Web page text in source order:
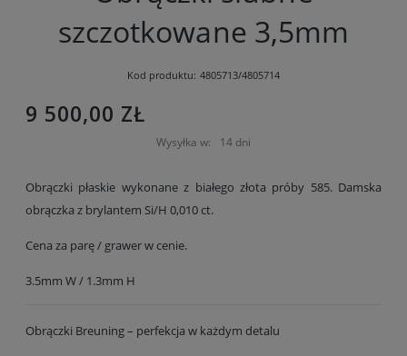
szczotkowane 3,5mm
Kod produktu: 4805713/4805714
9 500,00 ZŁ
Wysyłka w: 14 dni
Obrączki płaskie wykonane z białego złota próby 585. Damska
obrączka z brylantem Si/H 0,010 ct.
Cena za parę / grawer w cenie.
3.5mm W / 1.3mm H
Obrączki Breuning – perfekcja w każdym detalu